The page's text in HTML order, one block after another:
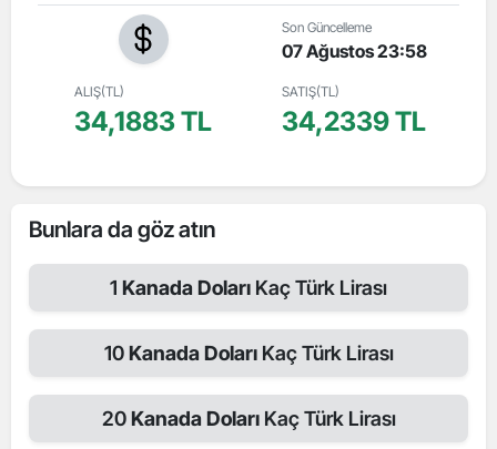
Son Güncelleme
07 Ağustos 23:58
ALIŞ(TL)
34,1883 TL
SATIŞ(TL)
34,2339 TL
Bunlara da göz atın
1 Kanada Doları Kaç Türk Lirası
10Kanada DolarıKaç Türk Lirası
20Kanada DolarıKaç Türk Lirası